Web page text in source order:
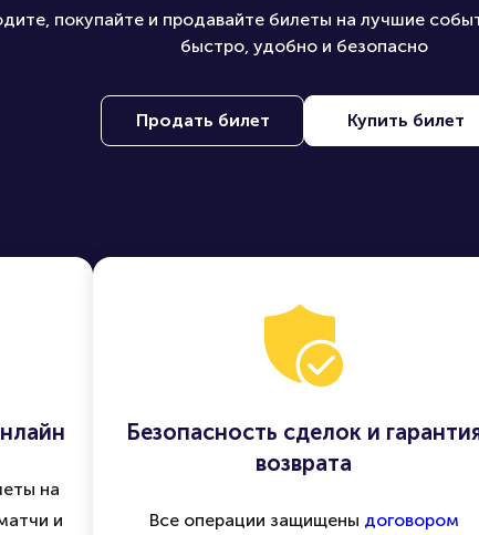
покупайте и продавайте билеты на лучшие
быстро, удобно и безопасно
Продать билет Купить билет
на
и
Безопасность сделок и
возврата
Все операции защищены договором